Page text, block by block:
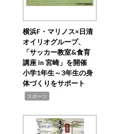
横浜F・マリノス×日清
オイリオグループ、
「サッカー教室&食育
講座 in 宮崎」を開催
小学1年生～3年生の身
体づくりをサポート
スポーツ